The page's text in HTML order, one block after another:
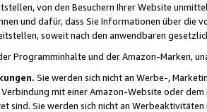
von den Besuchern Ihrer Website
und dafür, dass Sie Informationen über die
soweit nach den anwendbaren
Programminhalte und der Amazon-Marken,
Sie werden sich nicht an Werbe-,
mit einer Amazon-Website oder
sind. Sie werden sich nicht an